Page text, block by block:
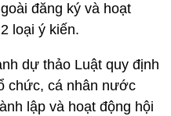
đăng ký và hoạt
loại ý kiến.
dự thảo Luật quy định
chức, cá nhân nước
lập và hoạt động hội